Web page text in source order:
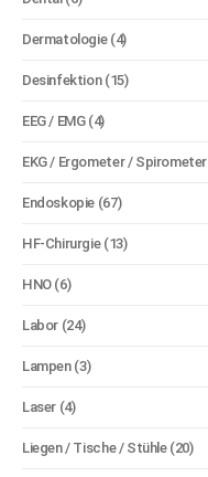
Dermatologie (4)
Desinfektion (15)
EEG / EMG (4)
EKG / Ergometer / Spirometer
Endoskopie (67)
HF-Chirurgie (13)
HNO (6)
Labor (24)
Lampen (3)
Laser (4)
Liegen / Tische / Stühle (20)